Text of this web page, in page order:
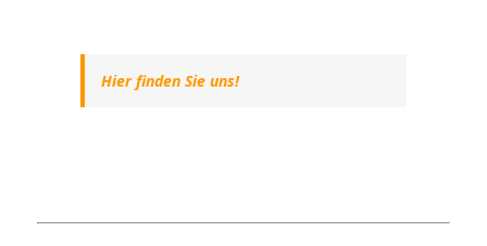
Hier finden Sie uns!